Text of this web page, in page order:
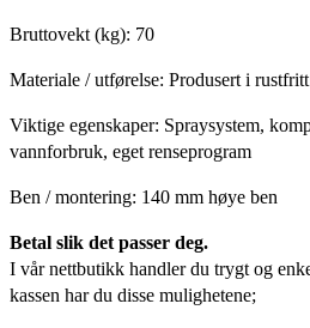
Bruttovekt (kg): 70
Materiale / utførelse: Produsert i
Viktige egenskaper: Spraysystem,
vannforbruk, eget renseprogram
Ben / montering: 140 mm høye ben
Betal slik det passer deg.
I vår nettbutikk handler du trygt og
kassen har du disse mulighetene;